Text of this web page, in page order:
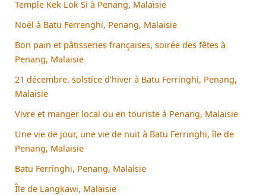
Temple Kek Lok Si à Penang, Malaisie
Noël à Batu Ferrenghi, Penang, Malaisie
Bon pain et pâtisseries françaises, soirée des fêtes à
Penang, Malaisie
21 décembre, solstice d’hiver à Batu Ferringhi, Penang,
Malaisie
Vivre et manger local ou en touriste à Penang, Malaisie
Une vie de jour, une vie de nuit à Batu Ferringhi, île de
Penang, Malaisie
Batu Ferringhi, Penang, Malaisie
Île de Langkawi, Malaisie